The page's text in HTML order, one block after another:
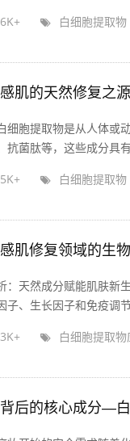
白细胞提取物
肌的天然修复之
细胞提取物是从人体或
菌肽等，这些成分具有
白细胞提取物
肌修复领域的生
：天然成分赋能肌肤新
、生长因子和免疫调节
白细胞提取物
后的核心成分—